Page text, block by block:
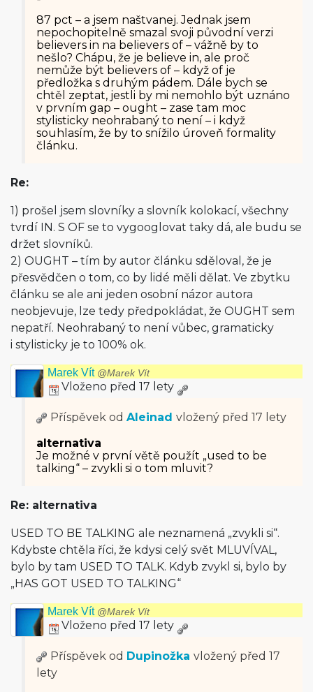
87 pct – a jsem naštvanej. Jednak jsem
nepochopitelně smazal svoji původní verzi
believers in na believers of – vážně by to
nešlo? Chápu, že je believe in, ale proč
nemůže být believers of – když of je
předložka s druhým pádem. Dále bych se
chtěl zeptat, jestli by mi nemohlo být uznáno
v prvním gap – ought – zase tam moc
stylisticky neohrabaný to není – i když
souhlasím, že by to snížilo úroveň formality
článku.
Re:
1) prošel jsem slovníky a slovník kolokací, všechny
tvrdí IN. S OF se to vygooglovat taky dá, ale budu se
držet slovníků.
2) OUGHT – tím by autor článku sděloval, že je
přesvědčen o tom, co by lidé měli dělat. Ve zbytku
článku se ale ani jeden osobní názor autora
neobjevuje, lze tedy předpokládat, že OUGHT sem
nepatří. Neohrabaný to není vůbec, gramaticky
i stylisticky je to 100% ok.
Marek Vít @Marek Vít
Vloženo před 17 lety
Příspěvek od Aleinad vložený před 17 lety
alternativa
Je možné v první větě použít „used to be
talking“ – zvykli si o tom mluvit?
Re: alternativa
USED TO BE TALKING ale neznamená „zvykli si“.
Kdybste chtěla říci, že kdysi celý svět MLUVÍVAL,
bylo by tam USED TO TALK. Kdyb zvykl si, bylo by
„HAS GOT USED TO TALKING“
Marek Vít @Marek Vít
Vloženo před 17 lety
Příspěvek od Dupinožka vložený před 17
lety